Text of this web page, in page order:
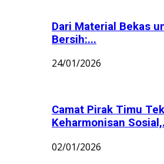
Dari Material Bekas
Bersih:...
24/01/2026
Camat Pirak Timu
Keharmonisan
02/01/2026